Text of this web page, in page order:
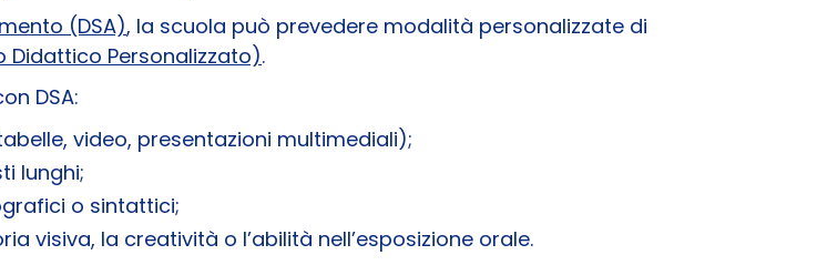
(DSA), la scuola può prevedere modalità personalizzate di
Didattico Personalizzato).
DSA:
video, presentazioni multimediali);
lunghi;
o sintattici;
visiva, la creatività o l’abilità nell’esposizione orale.